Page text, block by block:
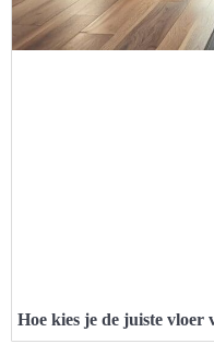
Hoe kies je de juiste vloer